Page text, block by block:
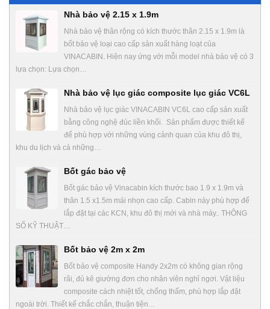
Nhà bảo vệ 2.15 x 1.9m
Nhà bảo vệ thân rộng có kích thước thân 2.15 x 1.9m là
bốt bảo vệ loại cao cấp sản xuất hàng loạt của
VINACABIN. Hiện nay ứng với mỗi model nhà bảo vệ có 3
lựa chọn: Lựa chọn…
Nhà bảo vệ lục giác composite lục giác VC6L
Nhà bảo vệ lục giác VINACABIN VC6L cao cấp sản xuất
bằng công nghệ đúc liền khối. Sản phẩm được thiết kế
để phù hợp với những vùng cảnh quan của khu đô thị,
khu du lịch và cả những…
Bốt gác bảo vệ
Bốt gác bảo vệ Vinacabin kích thước bao 1.9 x 1.9m và
thân 1.5 x1.5m mái nhọn cao cấp. Cabin này phù hợp để
lắp đặt tại các KCN, khu đô thị mới và nhà máy.. THÔNG
SỐ KỸ THUẬT…
Bốt bảo vệ 2m x 2m
Bốt bảo vệ composite Handy 2x2m có không gian rộng
rãi, đủ kê giường đơn cho nhân viên nghỉ ngơi. Vật liệu
composite cách nhiệt tốt, chống thấm, phù hợp lắp đặt
ngoài trời. Thiết kế chắc chắn, thuận tiện…